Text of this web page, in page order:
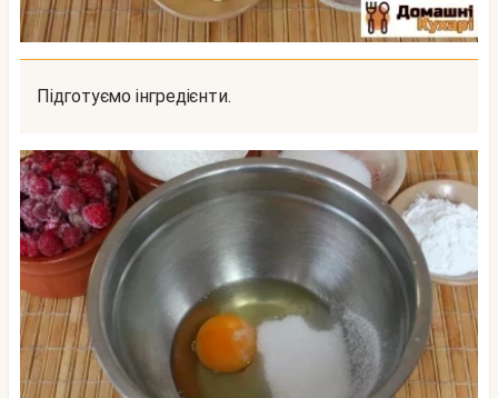
Підготуємо інгредієнти.